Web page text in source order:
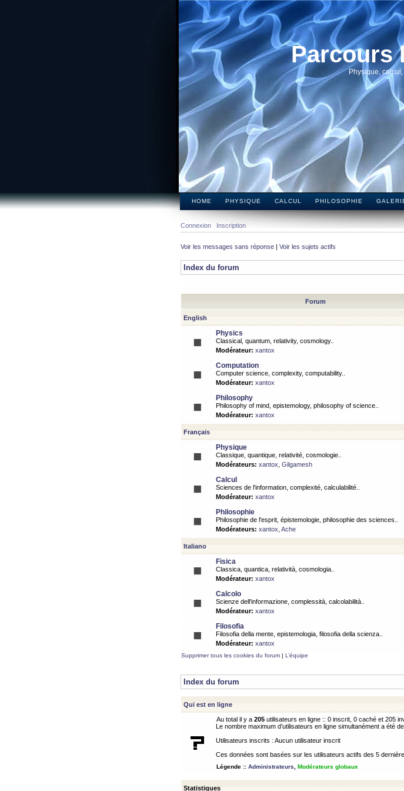
Parcours
Physique,
HOME PHYSIQUE CALCUL PHILOSOPHIE
Connexion Inscription
Voir les messages sans réponse | Voir les sujets actifs
Index du forum
Forum
English
Physics
Classical, quantum, relativity, cosmology..
Modérateur: xantox
Computation
Computer science, complexity, computability..
Modérateur: xantox
Philosophy
Philosophy of mind, epistemology, philosophy of science..
Modérateur: xantox
Français
Physique
Classique, quantique, relativité, cosmologie..
Modérateurs: xantox Gilgamesh
Calcul
Sciences de l'information, complexité, calculabilité..
Modérateur: xantox
Philosophie
Philosophie de l'esprit, épistemologie, philosophie des sciences..
Modérateurs: xantox Ache
Italiano
Fisica
Classica, quantica, relatività, cosmologia..
Modérateur: xantox
Calcolo
Scienze dell'informazione, complessità, calcolabilità..
Modérateur: xantox
Filosofia
Filosofia della mente, epistemologia, filosofia della scienza..
Modérateur: xantox
Supprimer tous les cookies du forum | L’équipe
Index du forum
Qui est en ligne
Au total il y a 205 utilisateurs en ligne :: 0 inscrit, 0 caché et 205
Le nombre maximum d’utilisateurs en ligne simultanément a été de
Utilisateurs inscrits : Aucun utilisateur inscrit
Ces données sont basées sur les utilisateurs actifs des 5
Légende :: Administrateurs Modérateurs globaux
Statistiques